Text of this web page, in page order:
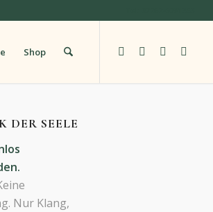
Shop
DER SEELE
Nur Klang,